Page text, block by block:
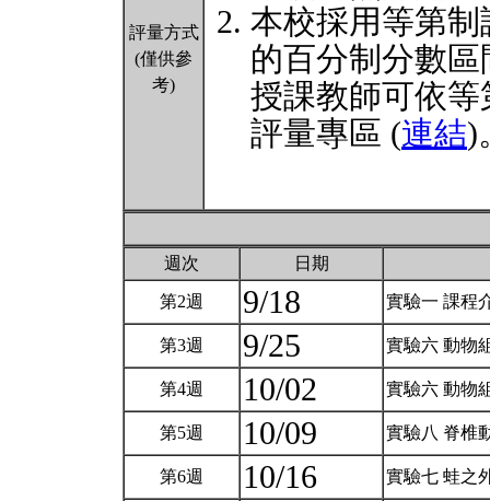
評量方式
(僅供參
考)
本校採用等第
的百分制分數
授課教師可依
評量專區 (連結)
週次 日期
第2週 9/18 實驗一 課程
第3週 9/25 實驗六 動物
第4週 10/02 實驗六 動物
第5週 10/09 實驗八 脊椎
第6週 10/16 實驗七 蛙之